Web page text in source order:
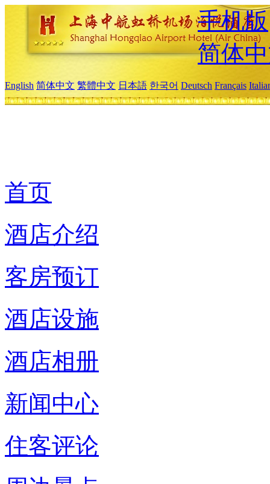
手机版
简体
English 简体中文 繁體中文 日本語 한국어 Deutsch Français
首页
酒店介绍
客房预订
酒店设施
酒店相册
新闻中心
住客评论